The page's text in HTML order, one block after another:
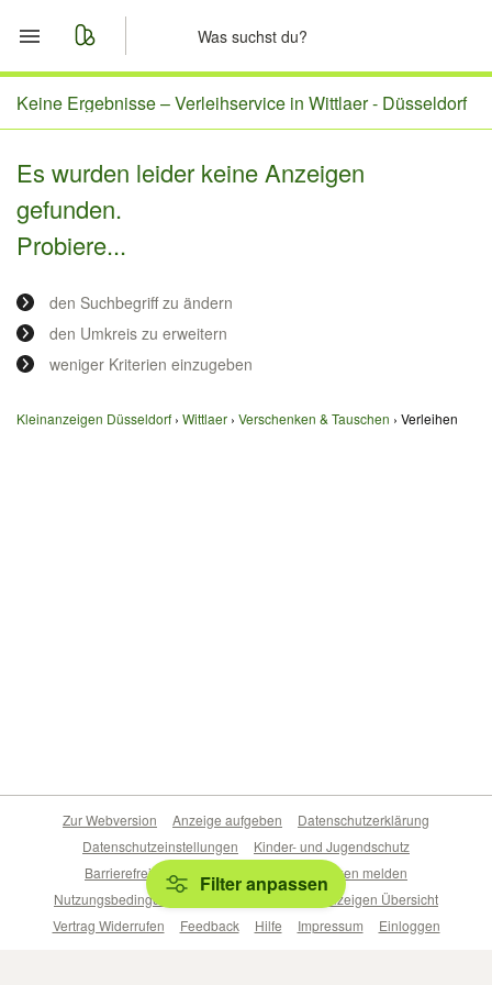
Start
Nachrichten
Anzeige aufgeben
Keine Ergebnisse –Verleihservice in Wittlaer - Düsseldorf
Es wurden leider keine Anzeigen
gefunden.
Probiere...
den Suchbegriff zu ändern
den Umkreis zu erweitern
weniger Kriterien einzugeben
Kleinanzeigen Düsseldorf Wittlaer Verschenken & Tauschen Verleihen
Filter anpassen
Zur Webversion Anzeige aufgeben
Datenschutzerklärung
Datenschutzeinstellungen
Kinder- und Jugendschutz
Barrierefreiheitserklärung
Sicherheitslücken melden
Nutzungsbedingungen
Beliebte Suchen
Anzeigen Übersicht
Vertrag Widerrufen
Feedback Hilfe Impressum Einloggen